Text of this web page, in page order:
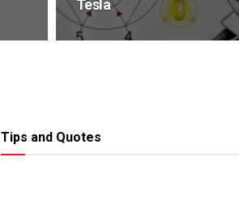
Tesla
Tips and Quotes